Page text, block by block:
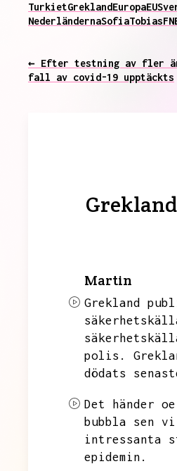
TurkietGreklandEuropaEU
NederländernaSofiaTobiasFN
← Efter testning av fler
fall av covid-19 upptäckts
Martin
Grekland
polis.
dödats
Det händer
bubbla sen
intressanta
epidemin.